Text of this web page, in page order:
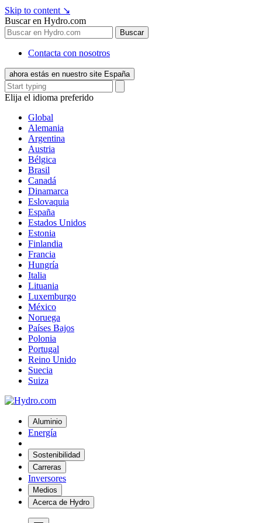
Skip to content ↘
Buscar en Hydro.com
Buscar
Contacta con nosotros
ahora estás en nuestro site España
Elija el idioma preferido
Global
Alemania
Argentina
Austria
Bélgica
Brasil
Canadá
Dinamarca
Eslovaquia
España
Estados Unidos
Estonia
Finlandia
Francia
Hungría
Italia
Lituania
Luxemburgo
México
Noruega
Países Bajos
Polonia
Portugal
Reino Unido
Suecia
Suiza
Aluminio
Energía
Sostenibilidad
Carreras
Inversores
Medios
Acerca de Hydro